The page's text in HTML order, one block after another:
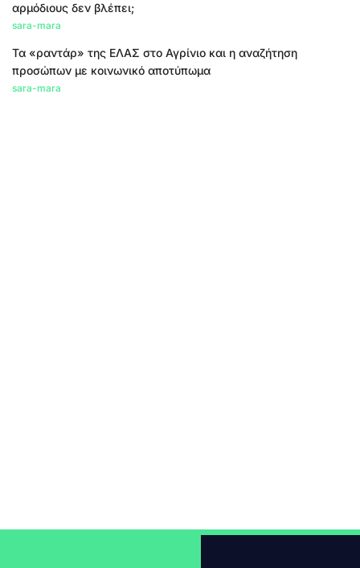
αρμόδιους δεν βλέπει;
sara-mara
Τα «ραντάρ» της ΕΛΑΣ στο Αγρίνιο και η αναζήτηση
προσώπων με κοινωνικό αποτύπωμα
sara-mara